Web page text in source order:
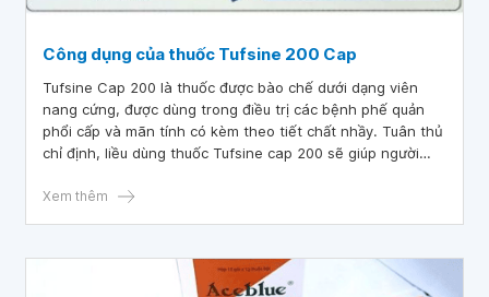
Công dụng của thuốc Tufsine 200 Cap
Tufsine Cap 200 là thuốc được bào chế dưới dạng viên
nang cứng, được dùng trong điều trị các bệnh phế quản
phổi cấp và mãn tính có kèm theo tiết chất nhầy. Tuân thủ
chỉ định, liều dùng thuốc Tufsine cap 200 sẽ giúp người
dụng phụ không mong muốn.
Xem thêm